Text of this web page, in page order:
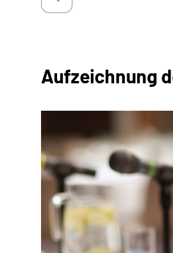
Aufzeichnung